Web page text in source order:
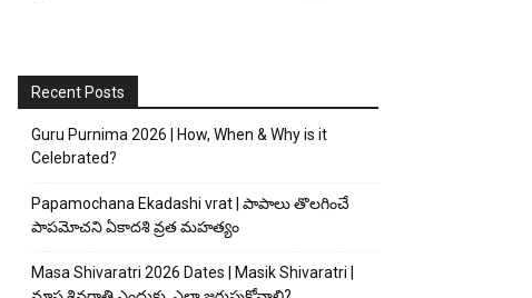
Recent Posts
Guru Purnima 2026 | How, When & Why is it
Celebrated?
Papamochana Ekadashi vrat | పాపాలు తొలగించే
పాపమోచని ఏకాదశి వ్రత మహత్యం
Masa Shivaratri 2026 Dates | Masik Shivaratri |